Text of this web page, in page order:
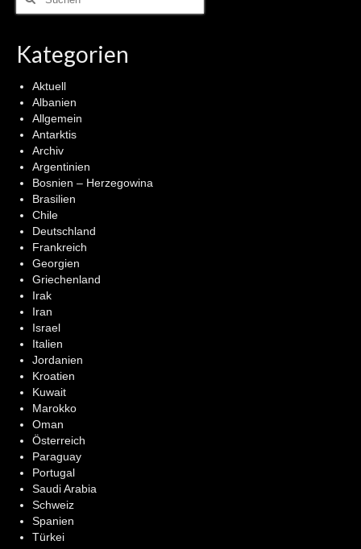
Kategorien
Aktuell
Albanien
Allgemein
Antarktis
Archiv
Argentinien
Bosnien – Herzegowina
Brasilien
Chile
Deutschland
Frankreich
Georgien
Griechenland
Irak
Iran
Israel
Italien
Jordanien
Kroatien
Kuwait
Marokko
Oman
Österreich
Paraguay
Portugal
Saudi Arabia
Schweiz
Spanien
Türkei